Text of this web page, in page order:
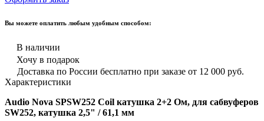
Вы можете оплатить любым удобным способом:
В наличии
Хочу в подарок
Доставка по России бесплатно при заказе от 12 000 руб.
Характеристики
Audio Nova SPSW252 Coil катушка 2+2 Ом, для сабвуферов
SW252, катушка 2,5" / 61,1 мм